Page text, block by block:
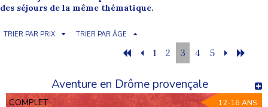
des séjours de la même thématique.
TRIER PAR PRIX TRIER PAR ÂGE
1 2 3 4 5
Aventure en Drôme provençale
COMPLET 12-16 ANS